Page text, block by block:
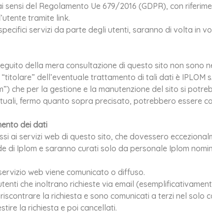
sensi del Regolamento Ue 679/2016 (GDPR), con
tramite link.
servizi da parte degli utenti, saranno di volta in
della mera consultazione di questo sito non
dell’eventuale trattamento di tali dati è IPLOM
che per la gestione e la manutenzione del sito si
fermo quanto sopra precisato, potrebbero essere
dei dati
ai servizi web di questo sito, che dovessero
di Iplom e saranno curati solo da personale Iplom
web viene comunicato o diffuso.
che inoltrano richieste via email
la richiesta e sono comunicati a terzi nel solo
la richiesta e poi cancellati.